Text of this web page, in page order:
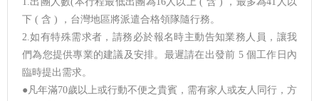
下 ( 含 ) ，台灣地區將派遣合格領隊隨行務。
2.如有特殊需求者，請務必於報名時主動告知業務人員，讓我
們為您提供專業的建議及安排。最遲請在出發前 5 個工作日內
臨時提出需求。
●凡年滿70歲以上或行動不便之貴賓，需有家人或友人同行，方